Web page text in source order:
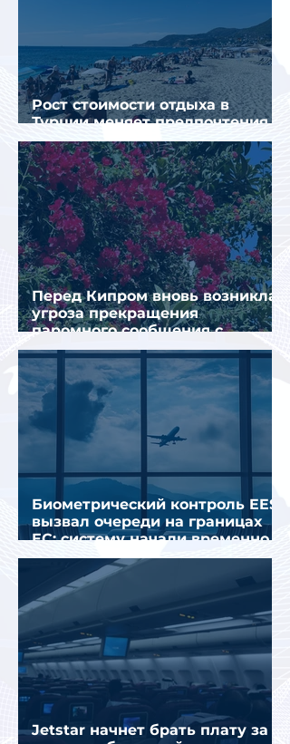
Рост стоимости отдыха в
Турции меняет предпочтения
туристов
Перед Кипром вновь возникла
угроза прекращения
паромного сообщения с
Грецией
Биометрический контроль EES
вызвал очереди на границах
ЕС: систему начали временно
отключать
Jetstar начнет брать плату за